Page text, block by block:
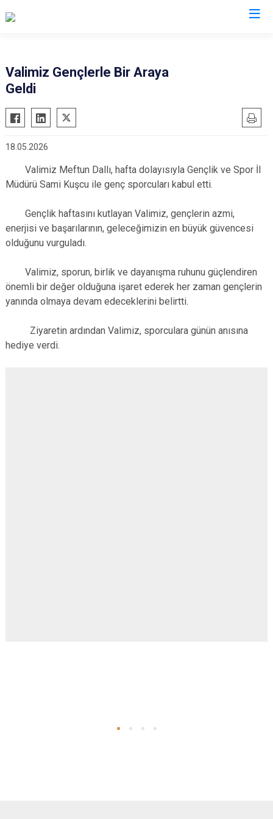
Valimiz Gençlerle Bir Araya
Geldi
18.05.2026
Valimiz Meftun Dallı, hafta dolayısıyla Gençlik ve Spor İl
Müdürü Sami Kuşcu ile genç sporcuları kabul etti.
Gençlik haftasını kutlayan Valimiz, gençlerin azmi,
enerjisi ve başarılarının, geleceğimizin en büyük güvencesi
olduğunu vurguladı.
Valimiz, sporun, birlik ve dayanışma ruhunu güçlendiren
önemli bir değer olduğuna işaret ederek her zaman gençlerin
yanında olmaya devam edeceklerini belirtti.
Ziyaretin ardından Valimiz, sporculara günün anısına
hediye verdi.